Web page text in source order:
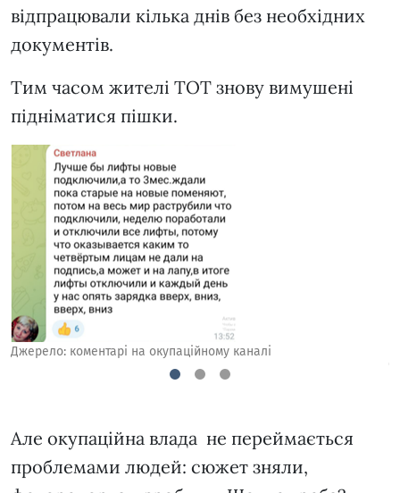
відпрацювали кілька днів без необхідних
документів.
Тим часом жителі ТОТ знову вимушені
підніматися пішки.
Джерело: коментарі на окупаційному каналі
Але окупаційна влада не переймається
проблемами людей: сюжет зняли,